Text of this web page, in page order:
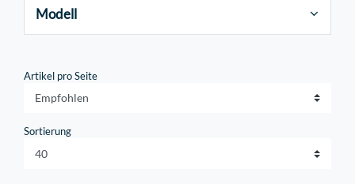
Modell
Artikel pro Seite
Sortierung